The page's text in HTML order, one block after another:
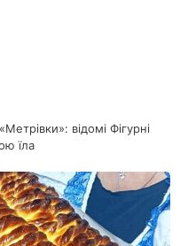
відомі Фігурні
їла